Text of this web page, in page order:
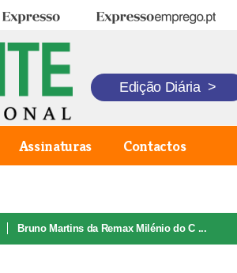
Expresso Expresso Emprego
Edição Diária >
Assinaturas Contactos
Bruno Martins da Remax Milénio do C ...